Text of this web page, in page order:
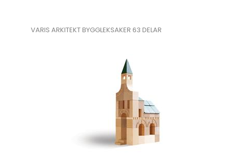
VARIS ARKITEKT BYGGLEKSAKER 63 DELAR